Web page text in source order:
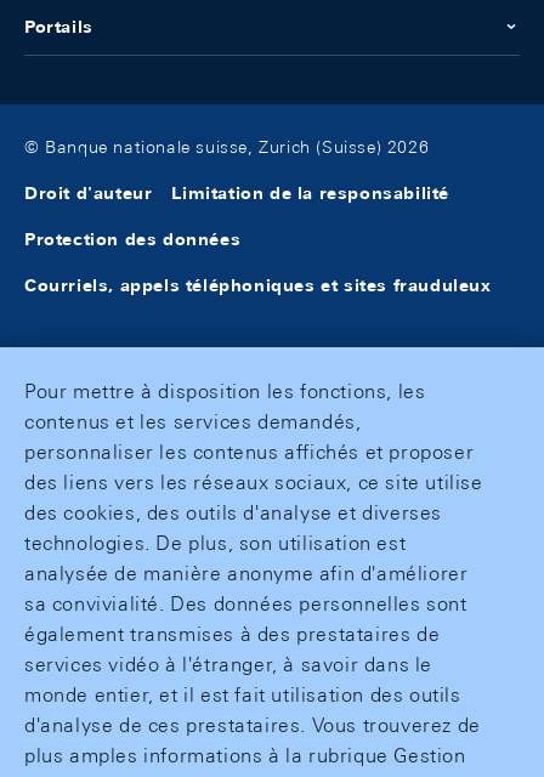
Portails
© Banque nationale suisse, Zurich (Suisse) 2026
Droit d'auteur Limitation de la responsabilité
Protection des données
Courriels, appels téléphoniques et sites frauduleux
Pour mettre à disposition les fonctions, les
contenus et les services demandés,
personnaliser les contenus affichés et proposer
des liens vers les réseaux sociaux, ce site utilise
des cookies, des outils d'analyse et diverses
technologies. De plus, son utilisation est
analysée de manière anonyme afin d'améliorer
sa convivialité. Des données personnelles sont
également transmises à des prestataires de
services vidéo à l'étranger, à savoir dans le
monde entier, et il est fait utilisation des outils
d'analyse de ces prestataires. Vous trouverez de
plus amples informations à la rubrique Gestion